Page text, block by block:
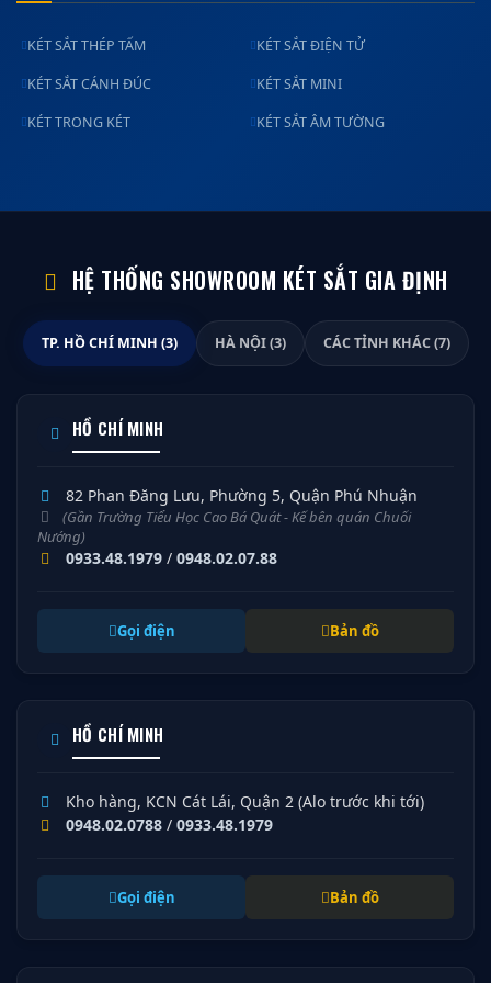
KÉT SẮT THÉP TẤM KÉT SẮT ĐIỆN TỬ
KÉT SẮT CÁNH ĐÚC KÉT SẮT MINI
KÉT TRONG KÉT KÉT SẮT ÂM TƯỜNG
HỆ THỐNG SHOWROOM KÉT SẮT GIA ĐỊNH
TP. HỒ CHÍ MINH (3) HÀ NỘI (3) CÁC TỈNH KHÁC (7)
HỒ CHÍ MINH
82 Phan Đăng Lưu, Phường 5, Quận Phú Nhuận
(Gần Trường Tiểu Học Cao Bá Quát - Kế bên quán Chuối
Nướng)
0933.48.1979 / 0948.02.07.88
Gọi điện Bản đồ
HỒ CHÍ MINH
Kho hàng, KCN Cát Lái, Quận 2 (Alo trước khi tới)
0948.02.0788 / 0933.48.1979
Gọi điện Bản đồ